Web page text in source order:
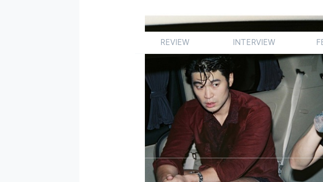
REVIEW INTERVIEW
국내
by 이택용 2015.12.01